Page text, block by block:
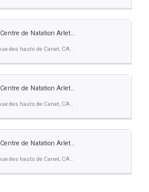
Centre de Natation Arlette Franco
Avenue des hauts de Canet, CANET EN ROUSSILLON
Centre de Natation Arlette Franco
Avenue des hauts de Canet, CANET EN ROUSSILLON
Centre de Natation Arlette Franco
Avenue des hauts de Canet, CANET EN ROUSSILLON